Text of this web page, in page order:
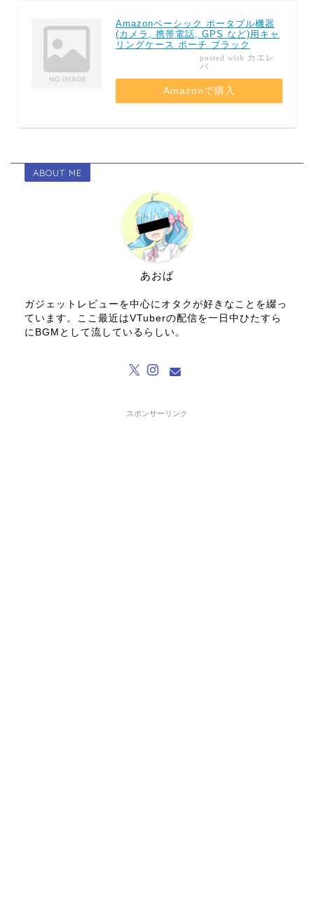
Amazonベーシック ポータブル機器
(カメラ, 携帯電話, GPS など)用キャ
リングケース ポーチ ブラック
posted with カエレ
バ
Amazonで購入
ABOUT ME
あおば
ガジェットレビューを中心にオタクが好きなことを綴っ
ています。ここ最近はVTuberの配信を一日中ひたすら
にBGMとして流しているらしい。
スポンサーリンク